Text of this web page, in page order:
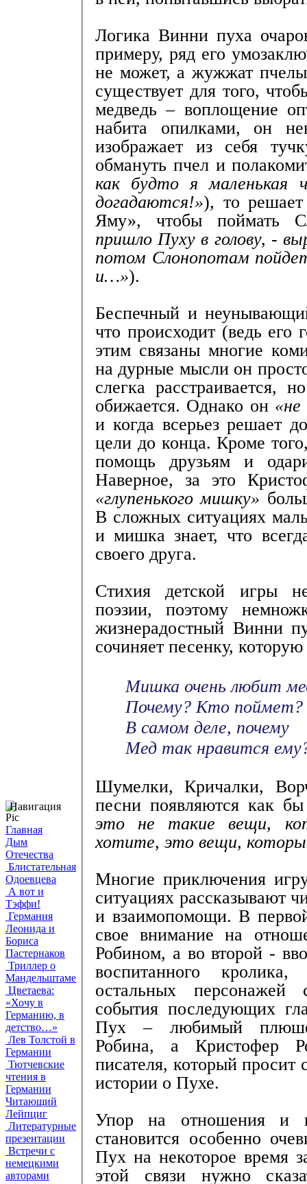
Навигация
Главная
Дым
Отечества
Блистательная
Одоевцева
А вот и
Тэффи!
Германия
Леонида и
Бориса
Пастернаков
Триллер о
Мандельштаме
Цветаева:
«Хочу в
Германию, в
детство…»
Лев Толстой в
Германии
Тютчевские
чтения в
Германии
Читающий
Лейпциг
Литературные
презентации
Встречи с
немецкими
авторами
Логика Винни пуха
примеру, ряд его
не может, а жужжат
существует для того,
медведь – воплощение
набита опилками, он
изображает из себя
обмануть пчел и
как будто я маленькая
догадаются!»), то
Яму», чтобы поймать
пришло Пуху в голову, -
потом Слонопотам
и…»).
Беспечный и
что происходит (ведь его
этим связаны многие
на дурные мысли он
слегка расстраивается,
обижается. Однако он
и когда всерьез решает
цели до конца. Кроме
помощь друзьям и
Наверное, за это
«глупенького мишку»
В сложных ситуациях
и мишка знает, что
своего друга.
Стихия детской игры
поэзии, поэтому
жизнерадостный Винни
сочиняет песенку,
Мишка очень любит
Почему? Кто поймет?
В самом деле, почему
Мед так нравится
Шумелки, Кричалки,
песни появляются как
это не такие вещи,
хотите, это вещи,
Многие приключения
ситуациях рассказывают
и взаимопомощи. В
свое внимание на
Робином, а во второй -
воспитанного
остальных
события последующих
Пух – любимый
Робина, а Кристофер
писателя, который просит
истории о Пухе.
Упор на отношения и
становится особенно
Пух на некоторое время
этой связи нужно